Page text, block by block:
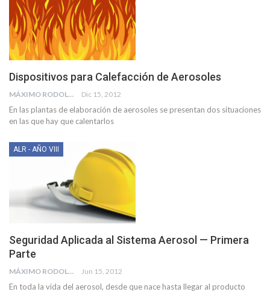
Dispositivos para Calefacción de Aerosoles
MÁXIMO RODOLFO KUSSELEWSKI Dic 15, 2012
En las plantas de elaboración de aerosoles se presentan dos situaciones
en las que hay que calentarlos
ALR - AÑO VIII
Seguridad Aplicada al Sistema Aerosol — Primera
Parte
MÁXIMO RODOLFO KUSSELEWSKI Jun 15, 2012
En toda la vida del aerosol, desde que nace hasta llegar al producto